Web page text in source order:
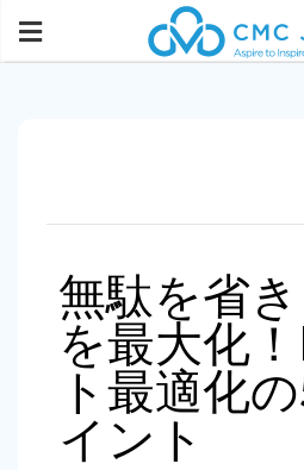
無駄を省
を最大化
ト最適化
イント